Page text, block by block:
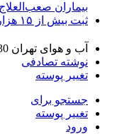
بیماران
ثبت بیش از ۱۵ هزار مبتلا به هموفیلی در کشور
آب و هوای تهران
نوشته تصادفی
تغییر پوسته
جستجو برای
تغییر پوسته
ورود